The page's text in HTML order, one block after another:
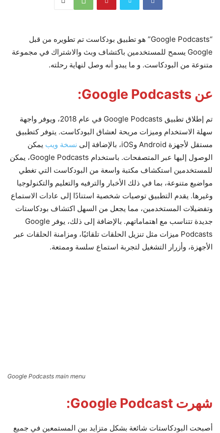
“Google Podcasts” هو تطبيق بودكاست تم تطويره من قبل
Google يسمح للمستخدمين باكتشاف وبث والاشتراك في مجموعة
متنوعة من البودكاست. و ما يبدو أنه وصل لنهاية رحلته.
عن Google Podcasts:
تم إطلاق تطبيق Google Podcasts في عام 2018، ويوفر واجهة
سهلة الاستخدام وميزات مريحة لعشاق البودكاست. يتوفر كتطبيق
مستقل لأجهزة Android وiOS، بالإضافة إلى
نسخة ويب يمكن
الوصول إليها عبر المتصفحات. باستخدام Google Podcasts، يمكن
للمستخدمين استكشاف مكتبة واسعة من البودكاست التي تغطي
مواضيع متنوعة، بما في ذلك الأخبار والترفيه والتعليم والتكنولوجيا
وغيرها. يقدم التطبيق توصيات شخصية استنادًا إلى عادات الاستماع
وتفضيلات المستخدمين، مما يجعل من السهل اكتشاف بودكاستات
جديدة تتناسب مع اهتماماتهم. بالإضافة إلى ذلك، يوفر Google
Podcasts ميزات مثل تنزيل الحلقات تلقائيًا، ومزامنة الحلقات عبر
الأجهزة، وأزرار التشغيل لتجربة استماع سلسة وممتعة.
Google Podcasts main menu
شهرت Google Podcast:
أصبحت البودكاستات شائعة بشكل متزايد بين المستمعين في جميع